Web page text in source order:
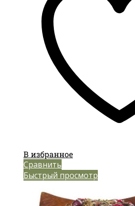
В избранное
Сравнить
Быстрый просмотр